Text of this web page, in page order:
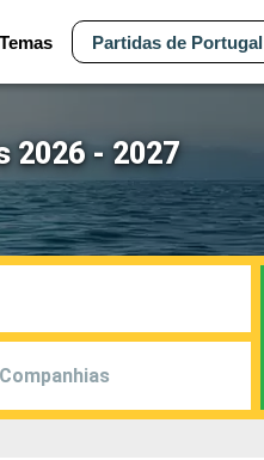
Temas Partidas de Portugal
2026 - 2027
Companhias